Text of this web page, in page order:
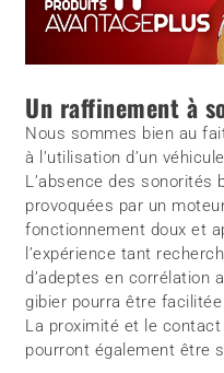
Un raffinement à
Nous sommes bien au
à l’utilisation d’un
L’absence des sonorités
provoquées par un
fonctionnement doux et
l’expérience tant
d’adeptes en corrélation
gibier pourra être
La proximité et le contact
pourront également être